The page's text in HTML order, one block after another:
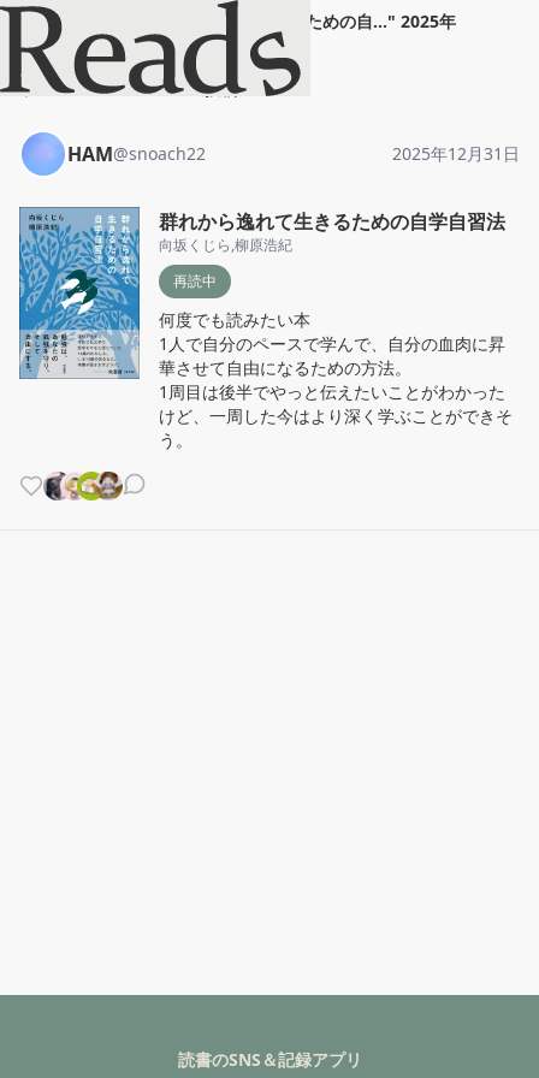
群れから逸れて生きるための自..." 2025年
12月31日
ホーム
HAM 投稿
HAM@snoach22 2025年12月31日
群れから逸れて生きるための自学自習法
向坂くじら,柳原浩紀
再読中
何度でも読みたい本
1人で自分のペースで学んで、自分の血肉に昇
華させて自由になるための方法。
1周目は後半でやっと伝えたいことがわかった
けど、一周した今はより深く学ぶことができそ
う。
読書のSNS＆記録アプリ